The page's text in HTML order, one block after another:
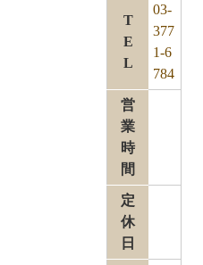
T
E
L
03-
377
1-6
784
営
業
時
間
定
休
日